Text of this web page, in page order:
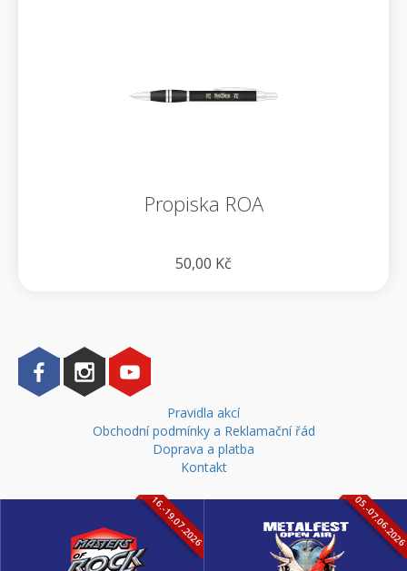
Propiska ROA
50,00 Kč
Pravidla akcí
Obchodní podmínky a Reklamační řád
Doprava a platba
Kontakt
16.-19.07.2026 05.-